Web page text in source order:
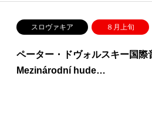
スロヴァキア ８月上旬
ペーター・ドヴォルスキー国際
Mezinárodní hude…